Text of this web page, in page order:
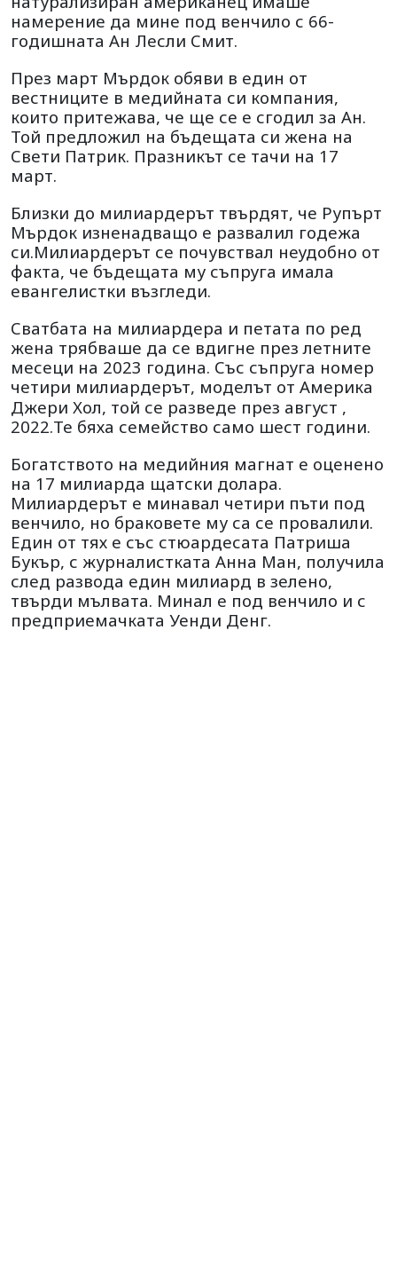
намерение да мине под венчило с 66-
годишната Ан Лесли Смит.
През март Мърдок обяви в един от
вестниците в медийната си компания,
които притежава, че ще се е сгодил за Ан.
Той предложил на бъдещата си жена на
Свети Патрик. Празникът се тачи на 17
март.
Близки до милиардерът твърдят, че Рупърт
Мърдок изненадващо е развалил годежа
си.Милиардерът се почувствал неудобно от
факта, че бъдещата му съпруга имала
евангелистки възгледи.
Сватбата на милиардера и петата по ред
жена трябваше да се вдигне през летните
месеци на 2023 година. Със съпруга номер
четири милиардерът, моделът от Америка
Джери Хол, той се разведе през август ,
2022.Те бяха семейство само шест години.
Богатството на медийния магнат е оценено
на 17 милиарда щатски долара.
Милиардерът е минавал четири пъти под
венчило, но браковете му са се провалили.
Един от тях е със стюардесата Патриша
Букър, с журналистката Анна Ман, получила
след развода един милиард в зелено,
твърди мълвата. Минал е под венчило и с
предприемачката Уенди Денг.